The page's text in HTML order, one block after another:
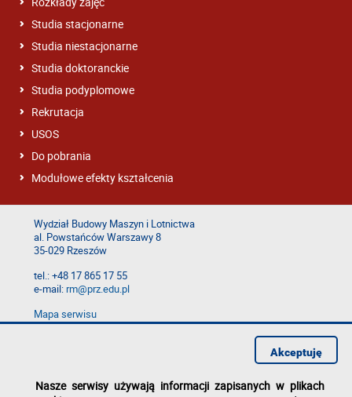
Studia stacjonarne
Studia niestacjonarne
Studia doktoranckie
Studia podyplomowe
Rekrutacja
USOS
Do pobrania
Modułowe efekty kształcenia
Wydział Budowy Maszyn i Lotnictwa
al. Powstańców Warszawy 8
35-029 Rzeszów
tel.: +48 17 865 17 55
e-mail:rm@prz.edu.pl
Mapa serwisu
Deklaracja dostępności
Nasze serwisy używają informacji zapisanych w plikach
Akceptuję